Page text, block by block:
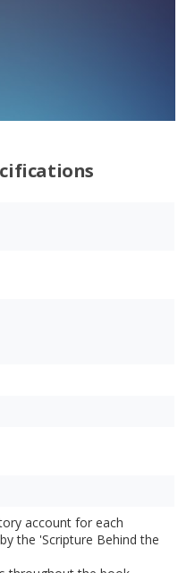
account for each
the 'Scripture Behind the